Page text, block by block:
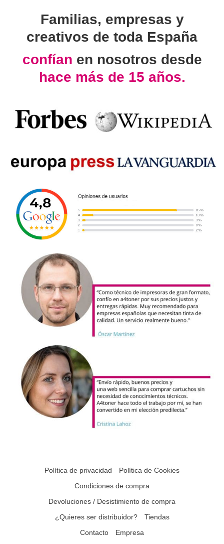
Familias, empresas y
creativos de toda España
confían en nosotros desde
hace más de 15 años.
Política de privacidad
Política de Cookies
Condiciones de compra
Devoluciones / Desistimiento de compra
¿Quieres ser distribuidor?
Tiendas
Contacto
Empresa